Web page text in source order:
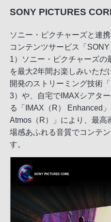
SONY PICTURES
ソニー・ピクチャーズと連
コンテンツサービス「
1）ソニー・ピクチャーズの
を最大2年間お楽しみいただ
開発のストリーミング技術
3）や、自宅でIMAXシアタ
る「IMAX（R） Enhanced
Atmos（R）」により、最高
場感あふれる音質でコンテ
す。